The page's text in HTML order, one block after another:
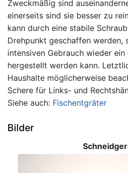
Zweckmäßig sind
einerseits sind sie besser zu
kann durch eine stabile
Drehpunkt geschaffen werden,
intensiven Gebrauch wieder
hergestellt werden kann.
Haushalte möglicherweise
Schere für Links- und
Siehe auch: Fischentgräter
Bilder